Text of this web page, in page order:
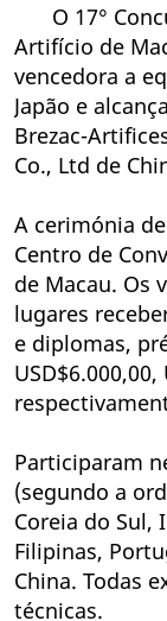
O 17°
Artifício de
vencedora a
Japão e
Brezac-
Co., Ltd de
A cerimónia
Centro de
de Macau. Os
lugares
e diplomas,
USD$6.000,00,
Participaram
(segundo a
Coreia do Sul,
Filipinas,
China. Todas
técnicas.